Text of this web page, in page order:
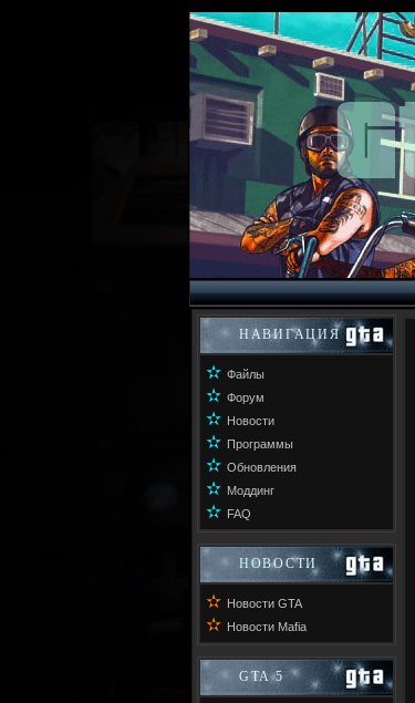
НАВИГАЦИЯ
✫ Файлы
✫ Форум
✫ Новости
✫ Программы
✫ Обновления
✫ Моддинг
✫ FAQ
НОВОСТИ
✫ Новости GTA
✫ Новости Mafia
GTA 5